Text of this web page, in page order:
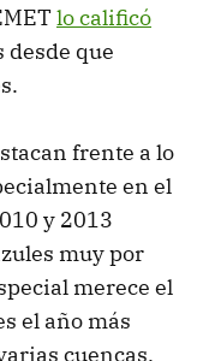
lo calificó
desde que
frente a lo
en el
y 2013
muy por
merece el
el año más
cuencas.